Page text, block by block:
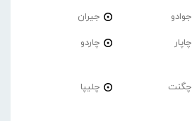
جوادو جیران
چاپار چاردو
چگنت چلیپا